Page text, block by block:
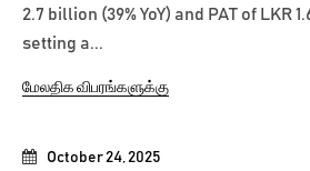
October 24, 2025
2.7 billion (39% YoY) and PAT of LKR
setting a...
மேலதிக விபரங்களுக்கு